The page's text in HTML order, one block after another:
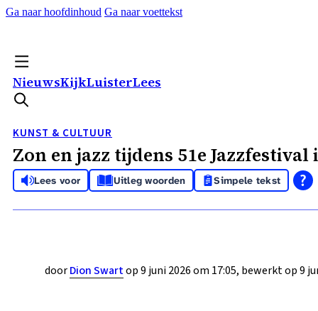
Ga naar hoofdinhoud Ga naar voettekst
NieuwsKijkLuisterLees
KUNST & CULTUUR
Zon en jazz tijdens 51e
Lees voor Uitleg woorden Simpele tekst
doorDion Swartop 9 juni 2026 om 17:05, bewerkt op 9